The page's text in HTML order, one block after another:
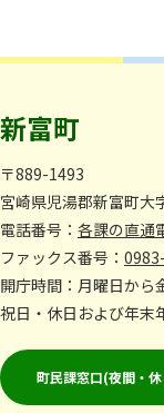
新富町
〒889-1493
宮崎県児湯郡新富町大
電話番号： 各課の直通
ファックス番号：
開庁時間：月曜日か
祝日・休日および年末
町民課窓口(夜間・